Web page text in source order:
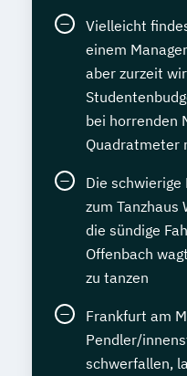
Vielleicht
einem
aber zurzeit
bei horrenden
Quadratmeter
Die schwierige
zum Tanzhaus
die sündige
Offenbach
zu tanzen
Frankfurt am
Pendler/
schwerfallen,